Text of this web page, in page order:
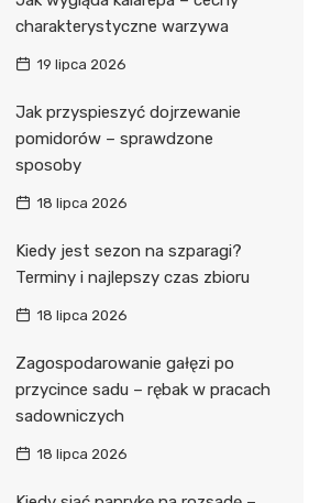
charakterystyczne warzywa
19 lipca 2026
Jak przyspieszyć dojrzewanie
pomidorów – sprawdzone
sposoby
18 lipca 2026
Kiedy jest sezon na szparagi?
Terminy i najlepszy czas zbioru
18 lipca 2026
Zagospodarowanie gałęzi po
przycince sadu – rębak w pracach
sadowniczych
18 lipca 2026